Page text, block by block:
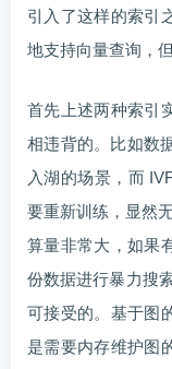
引入了这样的索引
地支持向量查询，
首先上述两种索引
相违背的。比如数
入湖的场景，而
要重新训练，显然
算量非常大，如果
份数据进行暴力搜
可接受的。基于图
是需要内存维护图